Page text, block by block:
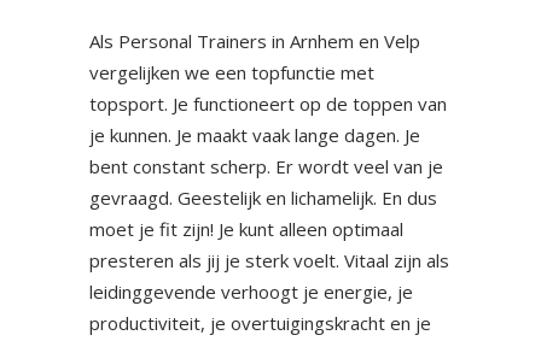
Als Personal Trainers in Arnhem en Velp
vergelijken we een topfunctie met
topsport. Je functioneert op de toppen van
je kunnen. Je maakt vaak lange dagen. Je
bent constant scherp. Er wordt veel van je
gevraagd. Geestelijk en lichamelijk. En dus
moet je fit zijn! Je kunt alleen optimaal
presteren als jij je sterk voelt. Vitaal zijn als
leidinggevende verhoogt je energie, je
productiviteit, je overtuigingskracht en je